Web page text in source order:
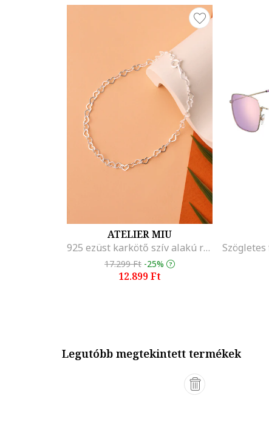
ATELIER MIU
925 ezüst karkötő szív alakú részletekkel, Ezüstszín
17.299 Ft -25%
12.899 Ft
Legutóbb megtekintett termékek